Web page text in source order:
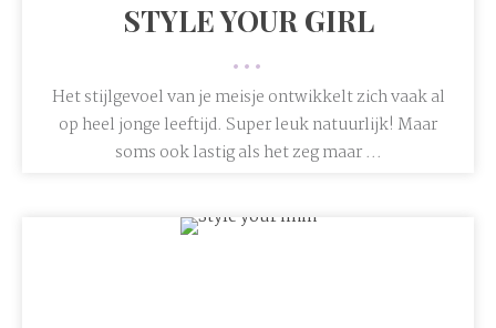
STYLE YOUR GIRL
•••
Het stijlgevoel van je meisje ontwikkelt zich vaak al
op heel jonge leeftijd. Super leuk natuurlijk! Maar
soms ook lastig als het zeg maar ...